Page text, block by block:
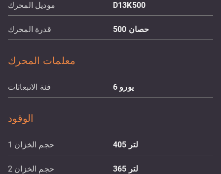
موديل المحرك D13K500
قدرة المحرك 500 حصان
معلمات المحرك
فئة الانبعاثات يورو 6
الوقود
حجم الخزان 1 405 لتر
حجم الخزان 2 365 لتر